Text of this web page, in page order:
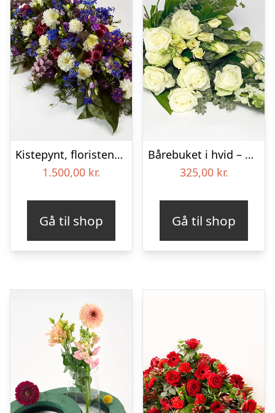
Kistepynt, floristens valg – Blomster til begravelse
1.500,00 kr.
Gå til shop
Bårebuket i hvid – Blomster til begravelse
325,00 kr.
Gå til shop